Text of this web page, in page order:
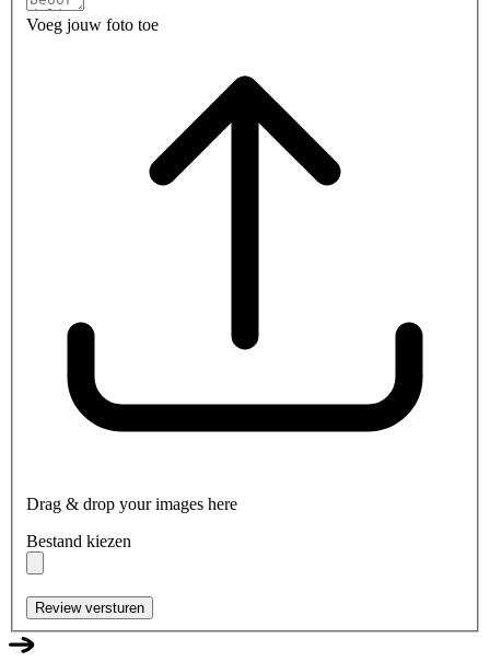
Voeg jouw foto toe
Drag & drop your images here
Bestand kiezen
Review versturen